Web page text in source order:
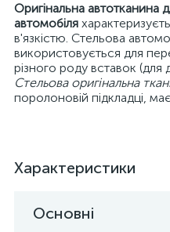
Оригінальна автотканина
автомобіля
в'язкістю. Стельова
використовується для
різного роду вставок (для
Стельова оригінальна
поролоновій підкладці,
Характеристики
Основні